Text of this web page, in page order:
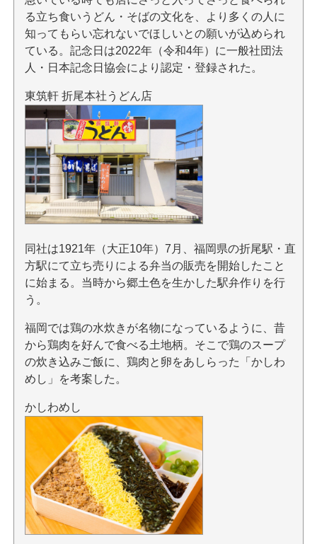
る立ち食いうどん・そばの文化を、より多くの人に
知ってもらい忘れないでほしいとの願いが込められ
ている。記念日は2022年（令和4年）に一般社団法
人・日本記念日協会により認定・登録された。
東筑軒 折尾本社うどん店
同社は1921年（大正10年）7月、福岡県の折尾駅・直
方駅にて立ち売りによる弁当の販売を開始したこと
に始まる。当時から郷土色を生かした駅弁作りを行
う。
福岡では鶏の水炊きが名物になっているように、昔
から鶏肉を好んで食べる土地柄。そこで鶏のスープ
の炊き込みご飯に、鶏肉と卵をあしらった「かしわ
めし」を考案した。
かしわめし